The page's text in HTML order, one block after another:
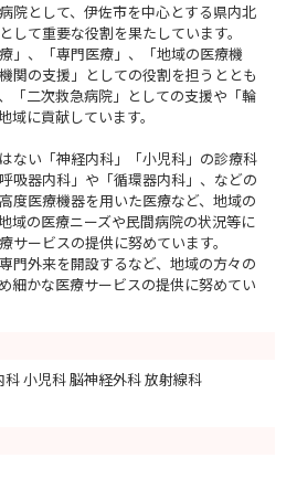
院として、伊佐市を中心とする県内北
して重要な役割を果たしています。
」、「専門医療」、「地域の医療機
関の支援」としての役割を担うととも
「二次救急病院」としての支援や「輪
域に貢献しています。
ない「神経内科」「小児科」の診療科
吸器内科」や「循環器内科」、などの
度医療機器を用いた医療など、地域の
域の医療ニーズや民間病院の状況等に
サービスの提供に努めています。
門外来を開設するなど、地域の方々の
細かな医療サービスの提供に努めてい
小児科 脳神経外科 放射線科